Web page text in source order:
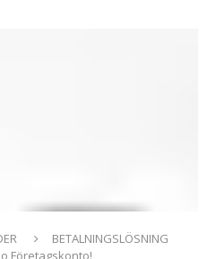
BETALNINGSLÖSNING
Företagskonto!